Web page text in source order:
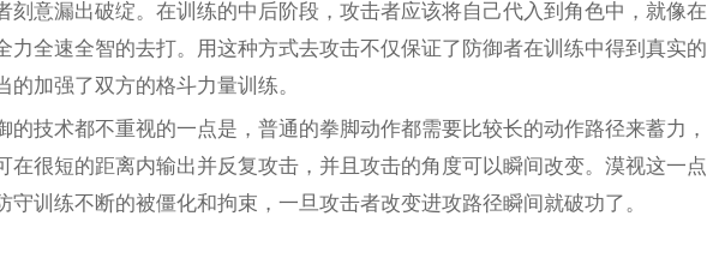
刻意漏出破绽。在训练的中后阶段，攻击者应该将自己代入到角色中，就像在
力全速全智的去打。用这种方式去攻击不仅保证了防御者在训练中得到真实的
的加强了双方的格斗力量训练。
的技术都不重视的一点是，普通的拳脚动作都需要比较长的动作路径来蓄力，
在很短的距离内输出并反复攻击，并且攻击的角度可以瞬间改变。漠视这一点
守训练不断的被僵化和拘束，一旦攻击者改变进攻路径瞬间就破功了。